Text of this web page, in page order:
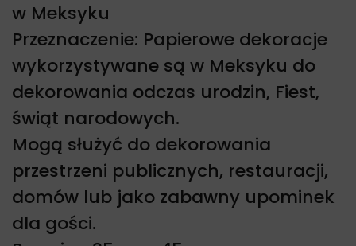
w Meksyku
Przeznaczenie: Papierowe dekoracje
wykorzystywane są w Meksyku do
dekorowania odczas urodzin, Fiest,
świąt narodowych.
Mogą służyć do dekorowania
przestrzeni publicznych, restauracji,
domów lub jako zabawny upominek
dla gości.